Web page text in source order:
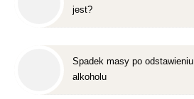
jest?
Spadek masy po odstawieniu
alkoholu